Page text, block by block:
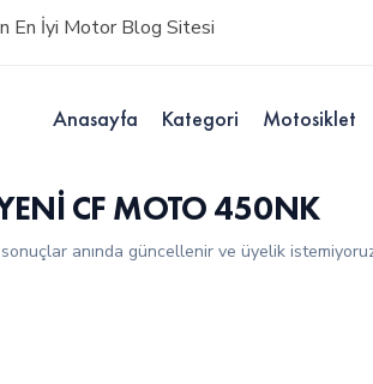
En İyi Motor Blog Sitesi
Anasayfa Kategori Motosiklet
CF MOTO 450NK
anında güncellenir ve üyelik